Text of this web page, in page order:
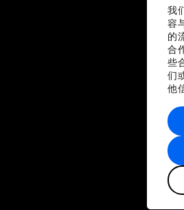
我
容
的
合
些
们
他